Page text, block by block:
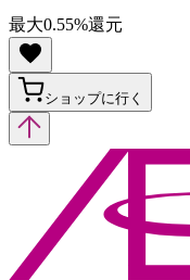
最大0.55%還元
ショップに行く